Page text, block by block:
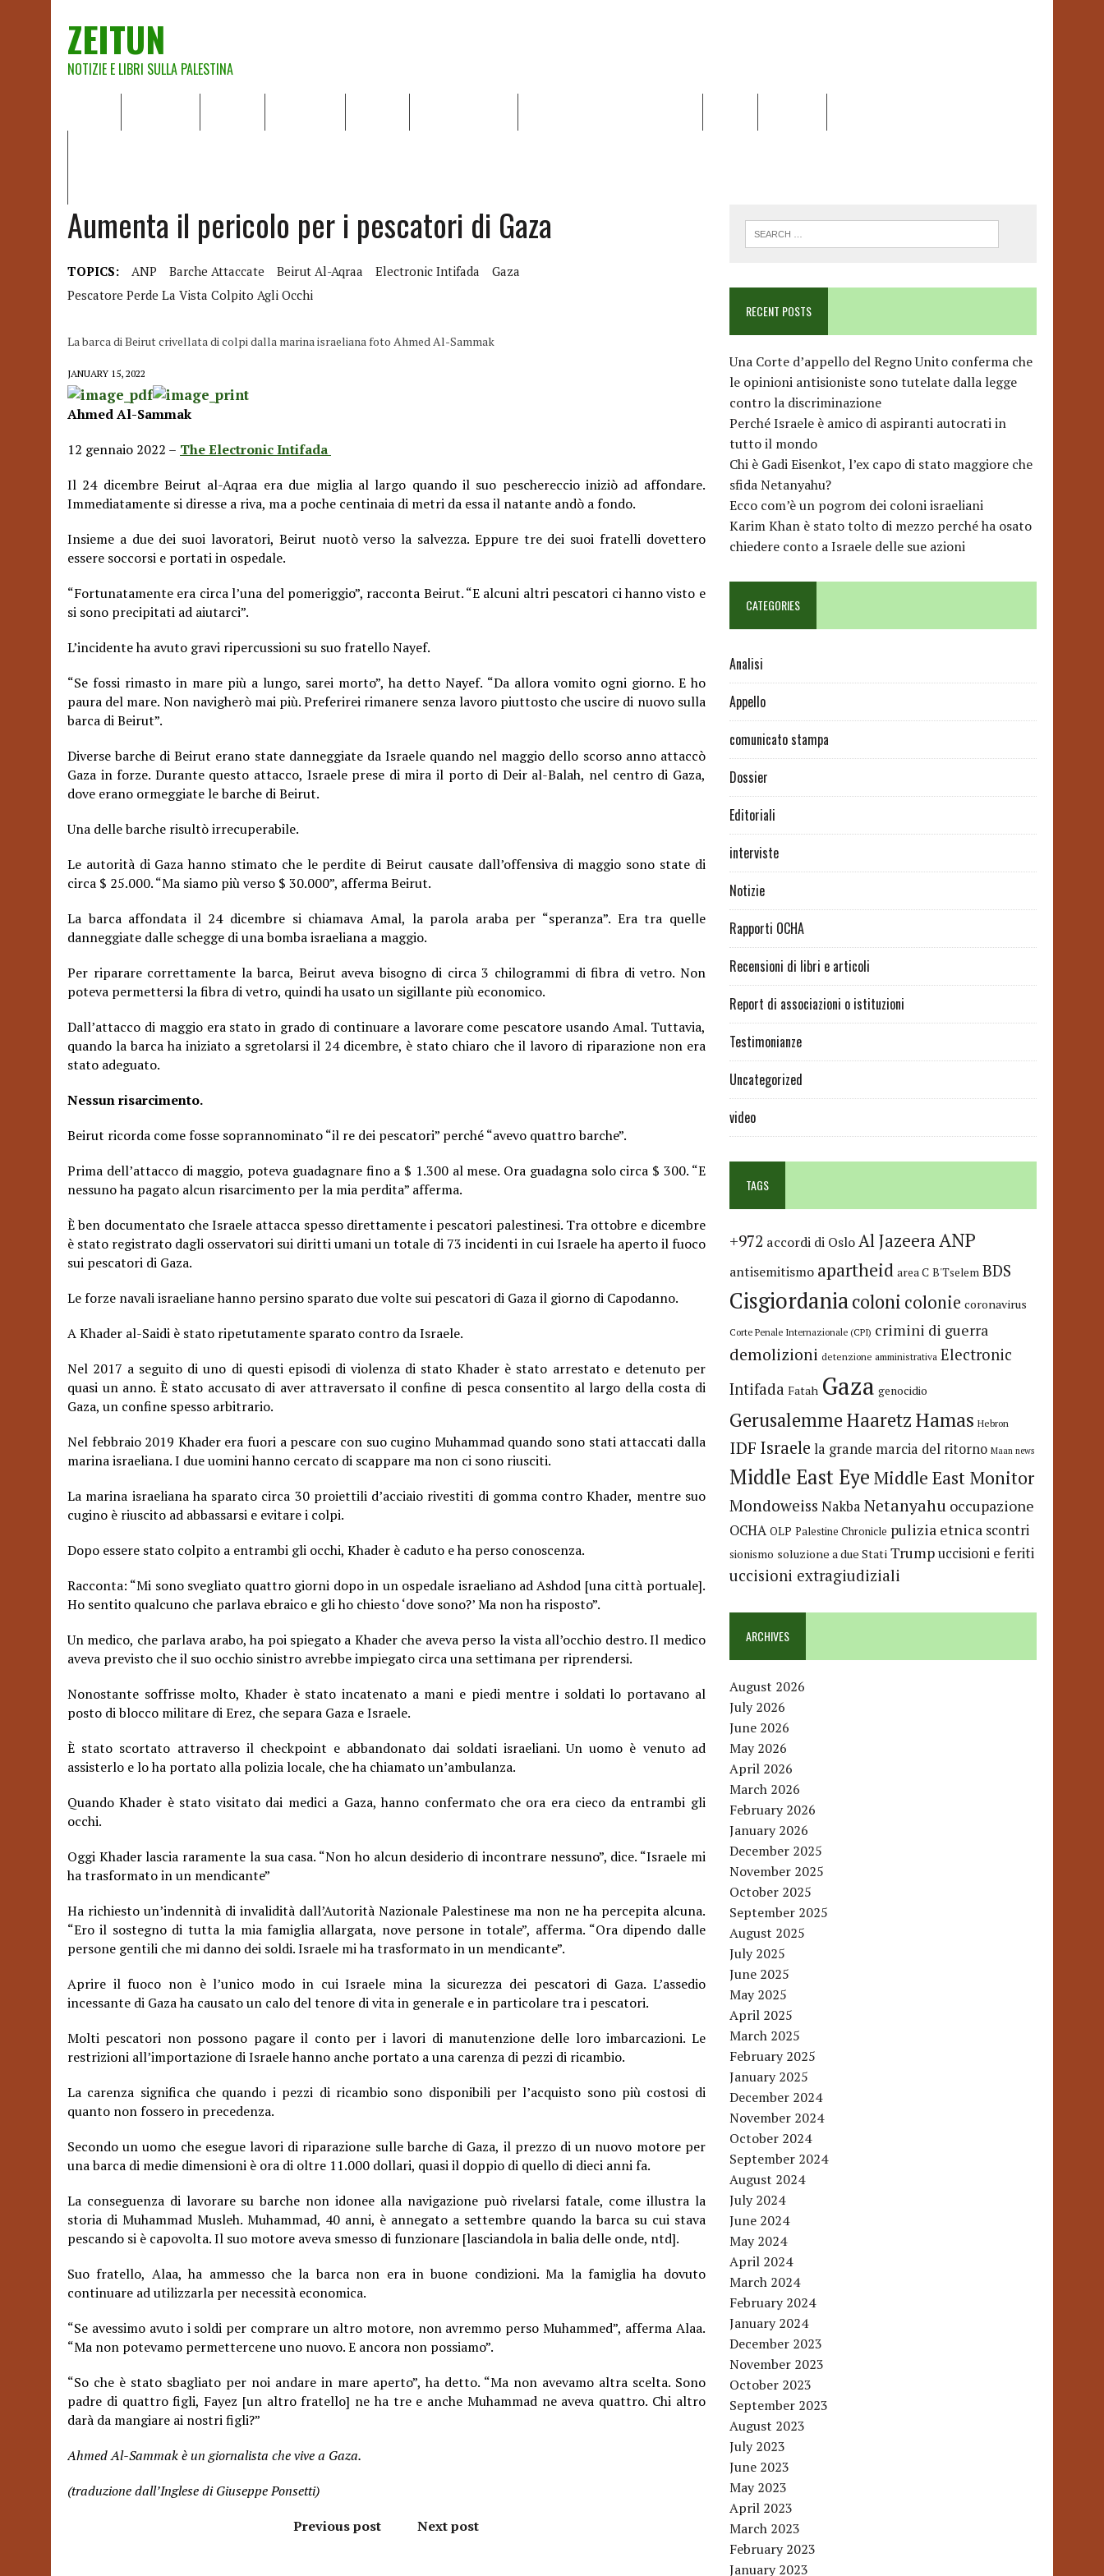
ZEITUN
NOTIZIE E LIBRI SULLA PALESTINA
Aumenta il pericolo per i pescatori di Gaza
TOPICS: ANP Barche Attaccate Beirut Al-Aqraa Electronic Intifada
Gaza
Pescatore Perde La Vista Colpito Agli Occhi
La barca di Beirut crivellata di colpi dalla marina israeliana foto Ahmed Al-Sammak
JANUARY 15, 2022
Ahmed Al-Sammak
12 gennaio 2022 – The Electronic Intifada
Il 24 dicembre Beirut al-Aqraa era due miglia al largo quando il suo peschereccio iniziò ad affondare.
Immediatamente si diresse a riva, ma a poche centinaia di metri da essa il natante andò a fondo.
Insieme a due dei suoi lavoratori, Beirut nuotò verso la salvezza. Eppure tre dei suoi fratelli dovettero
essere soccorsi e portati in ospedale.
“Fortunatamente era circa l’una del pomeriggio”, racconta Beirut. “E alcuni altri pescatori ci hanno visto e
si sono precipitati ad aiutarci”.
L’incidente ha avuto gravi ripercussioni su suo fratello Nayef.
“Se fossi rimasto in mare più a lungo, sarei morto”, ha detto Nayef. “Da allora vomito ogni giorno. E ho
paura del mare. Non navigherò mai più. Preferirei rimanere senza lavoro piuttosto che uscire di nuovo sulla
barca di Beirut”.
Diverse barche di Beirut erano state danneggiate da Israele quando nel maggio dello scorso anno attaccò
Gaza in forze. Durante questo attacco, Israele prese di mira il porto di Deir al-Balah, nel centro di Gaza,
dove erano ormeggiate le barche di Beirut.
Una delle barche risultò irrecuperabile.
Le autorità di Gaza hanno stimato che le perdite di Beirut causate dall’offensiva di maggio sono state di
circa $ 25.000. “Ma siamo più verso $ 30.000”, afferma Beirut.
La barca affondata il 24 dicembre si chiamava Amal, la parola araba per “speranza”. Era tra quelle
danneggiate dalle schegge di una bomba israeliana a maggio.
Per riparare correttamente la barca, Beirut aveva bisogno di circa 3 chilogrammi di fibra di vetro. Non
poteva permettersi la fibra di vetro, quindi ha usato un sigillante più economico.
Dall’attacco di maggio era stato in grado di continuare a lavorare come pescatore usando Amal. Tuttavia,
quando la barca ha iniziato a sgretolarsi il 24 dicembre, è stato chiaro che il lavoro di riparazione non era
stato adeguato.
Nessun risarcimento.
Beirut ricorda come fosse soprannominato “il re dei pescatori” perché “avevo quattro barche”.
Prima dell’attacco di maggio, poteva guadagnare fino a $ 1.300 al mese. Ora guadagna solo circa $ 300. “E
nessuno ha pagato alcun risarcimento per la mia perdita” afferma.
È ben documentato che Israele attacca spesso direttamente i pescatori palestinesi. Tra ottobre e dicembre
è stato registrato dagli osservatori sui diritti umani un totale di 73 incidenti in cui Israele ha aperto il fuoco
sui pescatori di Gaza.
Le forze navali israeliane hanno persino sparato due volte sui pescatori di Gaza il giorno di Capodanno.
A Khader al-Saidi è stato ripetutamente sparato contro da Israele.
Nel 2017 a seguito di uno di questi episodi di violenza di stato Khader è stato arrestato e detenuto per
quasi un anno. È stato accusato di aver attraversato il confine di pesca consentito al largo della costa di
Gaza, un confine spesso arbitrario.
Nel febbraio 2019 Khader era fuori a pescare con suo cugino Muhammad quando sono stati attaccati dalla
marina israeliana. I due uomini hanno cercato di scappare ma non ci sono riusciti.
La marina israeliana ha sparato circa 30 proiettili d’acciaio rivestiti di gomma contro Khader, mentre suo
cugino è riuscito ad abbassarsi e evitare i colpi.
Dopo essere stato colpito a entrambi gli occhi, Khader è caduto e ha perso conoscenza.
Racconta: “Mi sono svegliato quattro giorni dopo in un ospedale israeliano ad Ashdod [una città portuale].
Ho sentito qualcuno che parlava ebraico e gli ho chiesto ‘dove sono?’ Ma non ha risposto”.
Un medico, che parlava arabo, ha poi spiegato a Khader che aveva perso la vista all’occhio destro. Il medico
aveva previsto che il suo occhio sinistro avrebbe impiegato circa una settimana per riprendersi.
Nonostante soffrisse molto, Khader è stato incatenato a mani e piedi mentre i soldati lo portavano al
posto di blocco militare di Erez, che separa Gaza e Israele.
È stato scortato attraverso il checkpoint e abbandonato dai soldati israeliani. Un uomo è venuto ad
assisterlo e lo ha portato alla polizia locale, che ha chiamato un’ambulanza.
Quando Khader è stato visitato dai medici a Gaza, hanno confermato che ora era cieco da entrambi gli
occhi.
Oggi Khader lascia raramente la sua casa. “Non ho alcun desiderio di incontrare nessuno”, dice. “Israele mi
ha trasformato in un mendicante”
Ha richiesto un’indennità di invalidità dall’Autorità Nazionale Palestinese ma non ne ha percepita alcuna.
“Ero il sostegno di tutta la mia famiglia allargata, nove persone in totale”, afferma. “Ora dipendo dalle
persone gentili che mi danno dei soldi. Israele mi ha trasformato in un mendicante”.
Aprire il fuoco non è l’unico modo in cui Israele mina la sicurezza dei pescatori di Gaza. L’assedio
incessante di Gaza ha causato un calo del tenore di vita in generale e in particolare tra i pescatori.
Molti pescatori non possono pagare il conto per i lavori di manutenzione delle loro imbarcazioni. Le
restrizioni all’importazione di Israele hanno anche portato a una carenza di pezzi di ricambio.
La carenza significa che quando i pezzi di ricambio sono disponibili per l’acquisto sono più costosi di
quanto non fossero in precedenza.
Secondo un uomo che esegue lavori di riparazione sulle barche di Gaza, il prezzo di un nuovo motore per
una barca di medie dimensioni è ora di oltre 11.000 dollari, quasi il doppio di quello di dieci anni fa.
La conseguenza di lavorare su barche non idonee alla navigazione può rivelarsi fatale, come illustra la
storia di Muhammad Musleh. Muhammad, 40 anni, è annegato a settembre quando la barca su cui stava
pescando si è capovolta. Il suo motore aveva smesso di funzionare [lasciandola in balia delle onde, ntd].
Suo fratello, Alaa, ha ammesso che la barca non era in buone condizioni. Ma la famiglia ha dovuto
continuare ad utilizzarla per necessità economica.
“Se avessimo avuto i soldi per comprare un altro motore, non avremmo perso Muhammed”, afferma Alaa.
“Ma non potevamo permettercene uno nuovo. E ancora non possiamo”.
“So che è stato sbagliato per noi andare in mare aperto”, ha detto. “Ma non avevamo altra scelta. Sono
padre di quattro figli, Fayez [un altro fratello] ne ha tre e anche Muhammad ne aveva quattro. Chi altro
darà da mangiare ai nostri figli?”
Ahmed Al-Sammak è un giornalista che vive a Gaza.
(traduzione dall’Inglese di Giuseppe Ponsetti)
Previous post
Next post
RECENT POSTS
Una Corte d’appello del Regno Unito conferma che
le opinioni antisioniste sono tutelate dalla legge
contro la discriminazione
Perché Israele è amico di aspiranti autocrati in
tutto il mondo
Chi è Gadi Eisenkot, l’ex capo di stato maggiore che
sfida Netanyahu?
Ecco com’è un pogrom dei coloni israeliani
Karim Khan è stato tolto di mezzo perché ha osato
chiedere conto a Israele delle sue azioni
CATEGORIES
Analisi
Appello
comunicato stampa
Dossier
Editoriali
interviste
Notizie
Rapporti OCHA
Recensioni di libri e articoli
Report di associazioni o istituzioni
Testimonianze
Uncategorized
video
TAGS
+972 accordi di OsloAl JazeeraANP
antisemitismo apartheid area C B'Tselem BDS
Cisgiordaniacoloni colonie coronavirus
Corte Penale Internazionale (CPI) crimini di guerra
demolizioni detenzione amministrativa Electronic
Intifada Fatah Gaza genocidio
GerusalemmeHaaretzHamas Hebron
IDF Israele la grande marcia del ritorno Maan news
Middle East Eye Middle East Monitor
Mondoweiss Nakba Netanyahu occupazione
OCHA OLP Palestine Chronicle pulizia etnica scontri
sionismo soluzione a due Stati Trumpuccisioni e feriti
uccisioni extragiudiziali
ARCHIVES
August 2026
July 2026
June 2026
May 2026
April 2026
March 2026
February 2026
January 2026
December 2025
November 2025
October 2025
September 2025
August 2025
July 2025
June 2025
May 2025
April 2025
March 2025
February 2025
January 2025
December 2024
November 2024
October 2024
September 2024
August 2024
July 2024
June 2024
May 2024
April 2024
March 2024
February 2024
January 2024
December 2023
November 2023
October 2023
September 2023
August 2023
July 2023
June 2023
May 2023
April 2023
March 2023
February 2023
January 2023